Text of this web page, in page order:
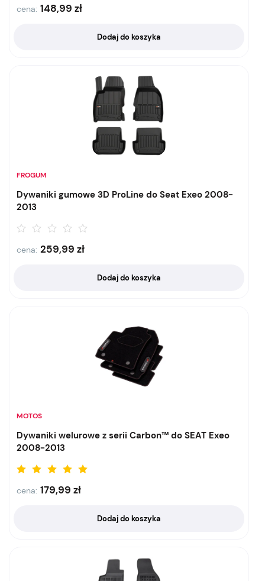
cena: 148,99 zł
Dodaj do koszyka
FROGUM
Dywaniki gumowe 3D ProLine do Seat Exeo 2008-
2013
cena: 259,99 zł
Dodaj do koszyka
MOTOS
Dywaniki welurowe z serii Carbon™ do SEAT Exeo
2008-2013
cena: 179,99 zł
Dodaj do koszyka